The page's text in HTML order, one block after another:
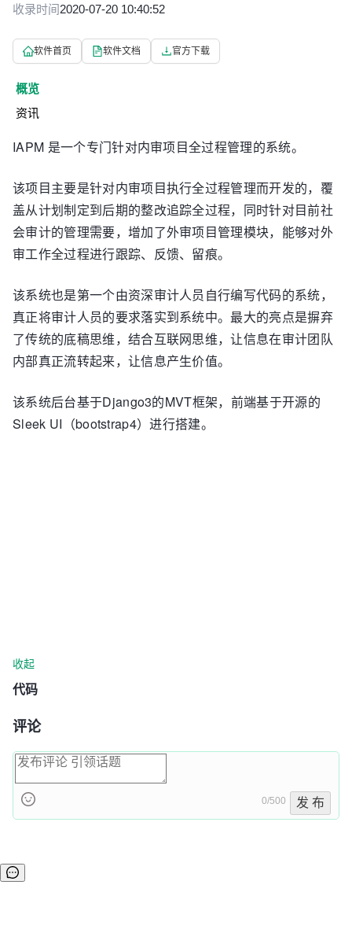
收录时间2020-07-20 10:40:52
软件首页 软件文档 官方下载
概览
资讯
IAPM 是一个专门针对内审项目全过程管理的系统。
该项目主要是针对内审项目执行全过程管理而开发的，覆
盖从计划制定到后期的整改追踪全过程，同时针对目前社
会审计的管理需要，增加了外审项目管理模块，能够对外
审工作全过程进行跟踪、反馈、留痕。
该系统也是第一个由资深审计人员自行编写代码的系统，
真正将审计人员的要求落实到系统中。最大的亮点是摒弃
了传统的底稿思维，结合互联网思维，让信息在审计团队
内部真正流转起来，让信息产生价值。
该系统后台基于Django3的MVT框架，前端基于开源的
Sleek UI（bootstrap4）进行搭建。
收起
代码
评论
0/500 发 布